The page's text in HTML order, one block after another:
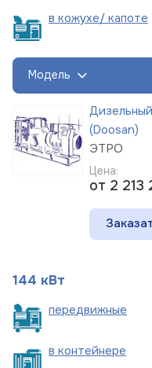
в кожухе/ капоте
Модель
(Doosan)
ЭТРО
Цена:
от 2 213
144 кВт
передвижные
в контейнере